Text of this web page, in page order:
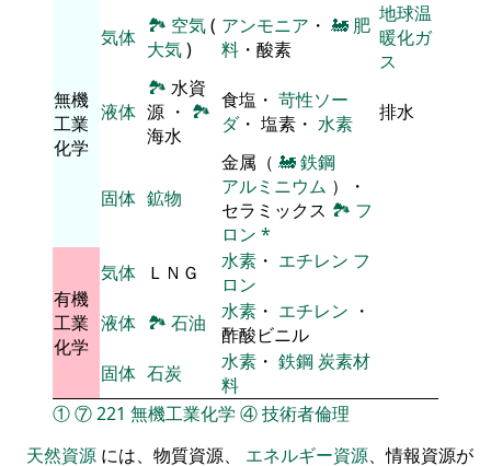
無機
工業
化学
気体 🏞 空気(
大気)
アンモニア ・ 🚂 肥
料 ・酸素
地球温
暖化ガ
ス
液体
🏞 水資
源 ・ 🏞
海水
食塩・ 苛性ソー
ダ・ 塩素・ 水素 排水
固体 鉱物
金属（ 🚂鉄鋼
アルミニウム ）・
セラミックス 🏞 フ
ロン *
有機
工業
化学
気体 ＬＮＧ 水素 ・ エチレン フ
ロン
液体 🏞 石油 水素 ・ エチレン ・
酢酸ビニル
固体 石炭 水素 ・ 鉄鋼炭素材
料
①⑦221 無機工業化学 ④技術者倫理
天然資源 には、物質資源、 エネルギー資源、情報資源が